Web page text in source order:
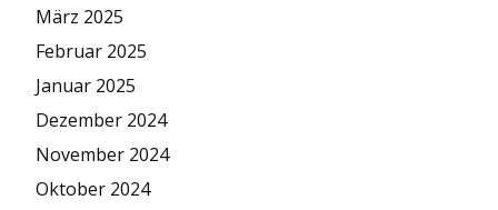
März 2025
Februar 2025
Januar 2025
Dezember 2024
November 2024
Oktober 2024